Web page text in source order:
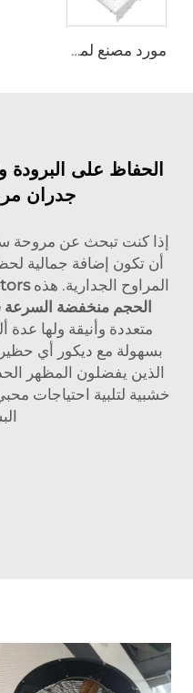
مورد مصنع لمراوح تدوير حجم 72 إنش نظام تهوية توفير طاقة لمزرعة الماشية
الحفاظ على البرودة
جدران
إذا كنت تبحث عن مروحة
أن تكون إضافة جمالية
المراوح الجدارية. هذه FJDIAMOND
الحجم منخفضة السرعة
متعددة وأنيقة ولها عدة
بسهولة مع ديكور أي
الذين يفضلون المظهر
خشبية لتلبية احتياجات